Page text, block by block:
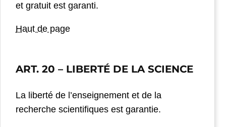
et gratuit est garanti.
Haut de page
ART. 20 – LIBERTÉ DE LA SCIENCE
La liberté de l’enseignement et de la
recherche scientifiques est garantie.